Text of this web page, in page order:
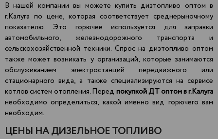
В нашей компании вы можете купить дизтопливо оптом в
г.Калуга по цене, которая соответствует среднерыночному
показателю. Это горючее используется для заправки
автомобильного, железнодорожного транспорта и
сельскохозяйственной техники. Спрос на дизтопливо оптом
также может возникать у организаций, которые занимаются
обслуживанием электростанций передвижного или
стационарного вида, а также специализируются на сервисе
котлов систем отопления. Перед покупкой ДТ оптом в г.Калуга
необходимо определиться, какой именно вид горючего вам
необходим.
ЦЕНЫ НА ДИЗЕЛЬНОЕ ТОПЛИВО